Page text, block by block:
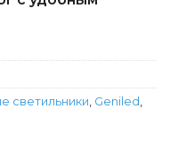
светильники, Geniled ,